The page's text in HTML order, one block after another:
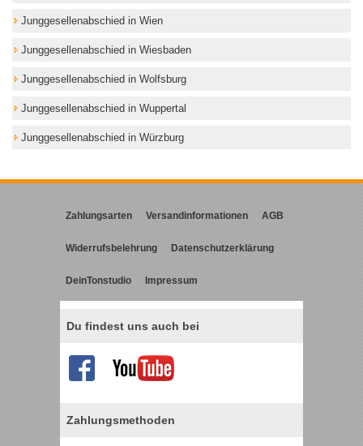
Junggesellenabschied in Wien
Junggesellenabschied in Wiesbaden
Junggesellenabschied in Wolfsburg
Junggesellenabschied in Wuppertal
Junggesellenabschied in Würzburg
Zahlungsarten Versandinformationen AGB
Widerrufsbelehrung Datenschutzerklärung
DeinTonstudio Impressum
Du findest uns auch bei
Zahlungsmethoden